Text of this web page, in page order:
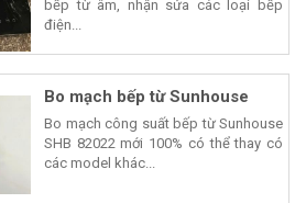
bếp từ âm, nhận sửa các loại bếp
điện...
Bo mạch bếp từ Sunhouse
Bo mạch công suất bếp từ Sunhouse
SHB 82022 mới 100% có thể thay có
các model khác...